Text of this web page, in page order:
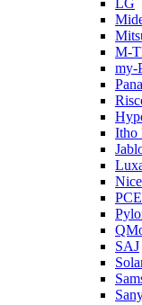
LG
M-
my-
Itho
Nice
SAJ